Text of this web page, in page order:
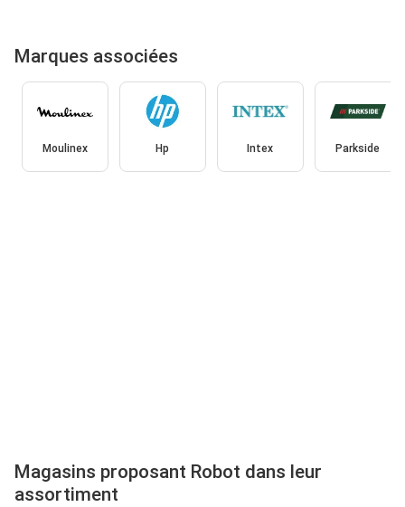
Marques associées
Moulinex Hp Intex Parkside
Magasins proposant Robot dans leur
assortiment